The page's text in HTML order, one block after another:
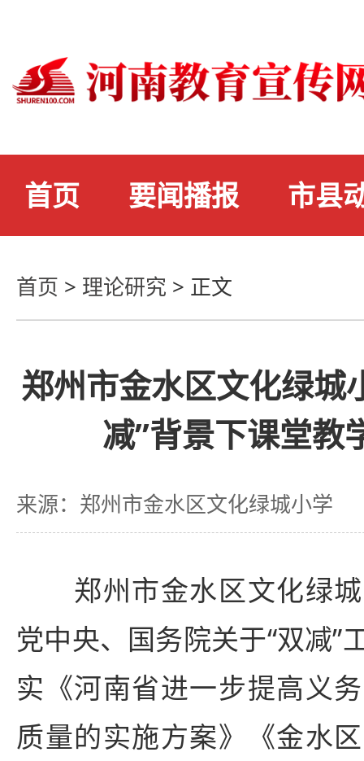
首页 要闻播报 市县
首页 > 理论研究 > 正文
郑州市金水区文化绿城
减”背景下课堂教
来源：郑州市金水区文化绿城小学
郑州市金水区文化绿城
党中央、国务院关于“双减”
实《河南省进一步提高义
质量的实施方案》《金水